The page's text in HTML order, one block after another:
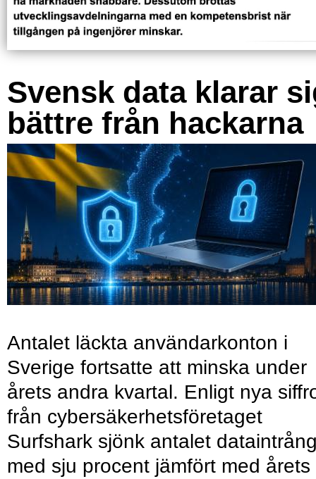
Svensk data klarar
bättre från hackarna
Antalet läckta användarkonton i
Sverige fortsatte att minska under
årets andra kvartal. Enligt nya
från cybersäkerhetsföretaget
Surfshark sjönk antalet
med sju procent jämfört med årets